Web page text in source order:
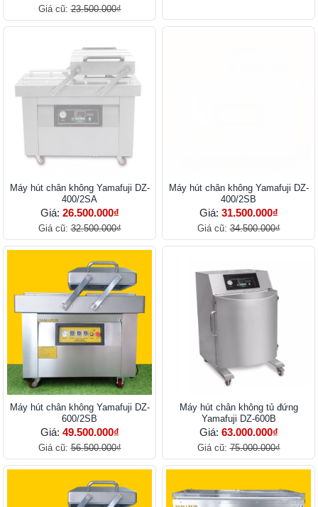
Giá cũ:23.500.000₫
Máy hút chân không Yamafuji DZ-
400/2SA
Giá: 26.500.000₫
Giá cũ:32.500.000₫
Máy hút chân không Yamafuji DZ-
400/2SB
Giá: 31.500.000₫
Giá cũ:34.500.000₫
Máy hút chân không Yamafuji DZ-
600/2SB
Giá: 49.500.000₫
Giá cũ:56.500.000₫
Máy hút chân không tủ đứng
Yamafuji DZ-600B
Giá: 63.000.000₫
Giá cũ:75.000.000₫